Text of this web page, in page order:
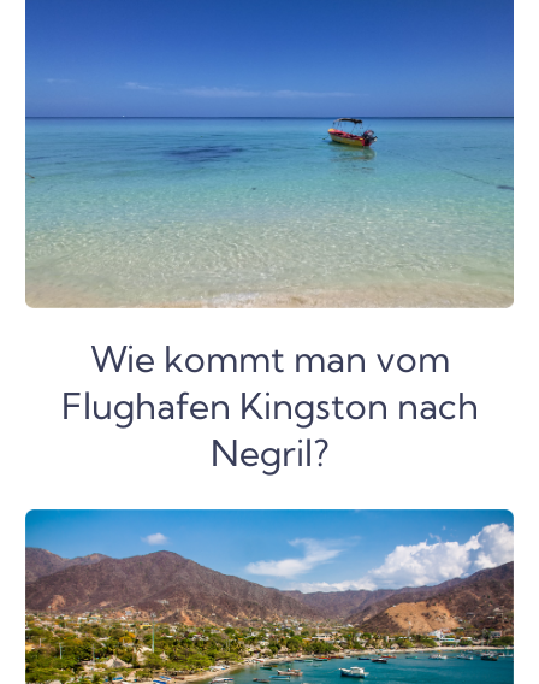
Wie kommt man vom
Flughafen Kingston nach
Negril?